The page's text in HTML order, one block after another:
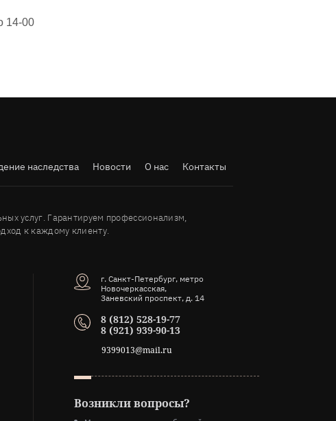
14-00
наследства Новости О нас Контакты
услуг. Гарантируем профессионализм,
к каждому клиенту.
г. Санкт-Петербург, метро
Новочеркасская,
Заневский проспект, д. 14
8 (812) 528-19-77
8 (921) 939-90-13
9399013@mail.ru
Возникли вопросы?